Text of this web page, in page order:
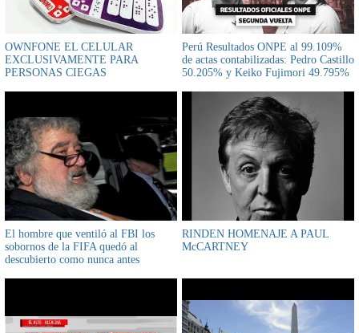
OWNFONE EL CELULAR
EXCLUSIVAMENTE PARA
PERSONAS CIEGAS
Perú Resultados ONPE al 99.109%
de actas contabilizadas: Pedro Castillo
50.205% y Keiko Fujimori 49.795%
El hombre que ventiló al FBI los
sobornos de la FIFA quedó al
descubierto como nunca antes
RINDEN HOMENAJE A PAUL
McCARTNEY